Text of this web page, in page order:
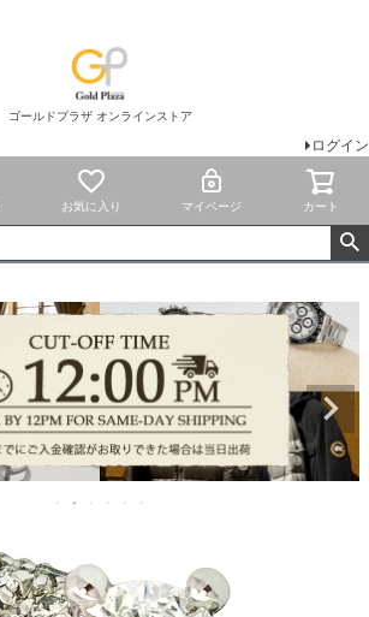
ゴールドプラザ オンラインストア
ログイン
お気に入り マイページ カート